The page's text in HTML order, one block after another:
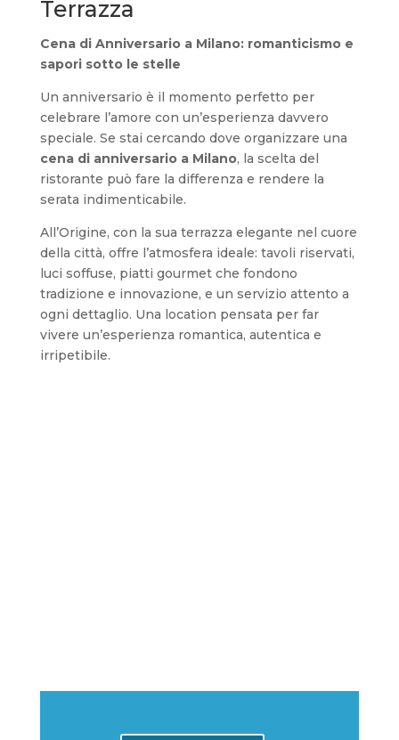
Terrazza
Cena di Anniversario a Milano: romanticismo e
sapori sotto le stelle
Un anniversario è il momento perfetto per
celebrare l’amore con un’esperienza davvero
speciale. Se stai cercando dove organizzare una
cena di anniversario a Milano, la scelta del
ristorante può fare la differenza e rendere la
serata indimenticabile.
All’Origine, con la sua terrazza elegante nel cuore
della città, offre l’atmosfera ideale: tavoli riservati,
luci soffuse, piatti gourmet che fondono
tradizione e innovazione, e un servizio attento a
ogni dettaglio. Una location pensata per far
vivere un’esperienza romantica, autentica e
irripetibile.